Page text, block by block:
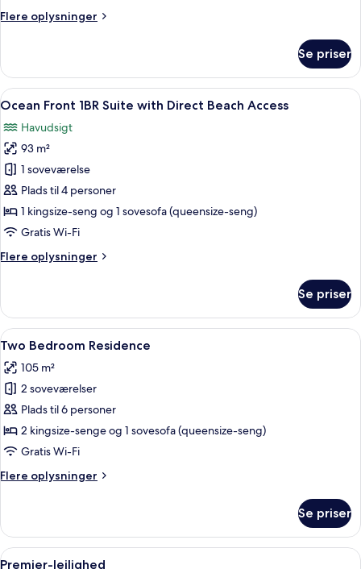
Flere oplysninger
Flere
Front
1BR
Suite
Se priser
Indlæs
alle
billeder
af
Ocean
Front
1BR
Suite
Direct
Et kystområde med en træbro,
22
Ocean Front 1BR Suite with Direct Beach Access
Havudsigt
93 m²
1 soveværelse
Plads til 4 personer
1 kingsize-seng og 1 sovesofa (queensize-seng)
Gratis Wi-Fi
Flere oplysninger
Flere
Front
1BR
Suite
Direct
Beach
Access
Se priser
Indlæs
alle
billeder
af
Two
Bedroom
Residence
En stue med en loftventilator, et
19
Two Bedroom Residence
105 m²
2 soveværelser
Plads til 6 personer
2 kingsize-senge og 1 sovesofa (queensize-seng)
Gratis Wi-Fi
Flere oplysninger
Flere
Bedroom
Residence
Se priser
Indlæs
Et hotel med swimmingpool omgivet
22
Premier-lejlighed